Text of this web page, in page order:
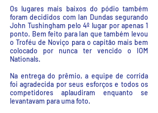
Os lugares mais baixos do pódio também
foram decididos com Ian Dundas segurando
John Tushingham pelo 4º lugar por apenas 1
ponto. Bem feito para Ian que também levou
o Troféu de Noviço para o capitão mais bem
colocado por nunca ter vencido o IOM
Nationals.
Na entrega do prêmio, a equipe de corrida
foi agradecida por seus esforços e todos os
competidores aplaudiram enquanto se
levantavam para uma foto.